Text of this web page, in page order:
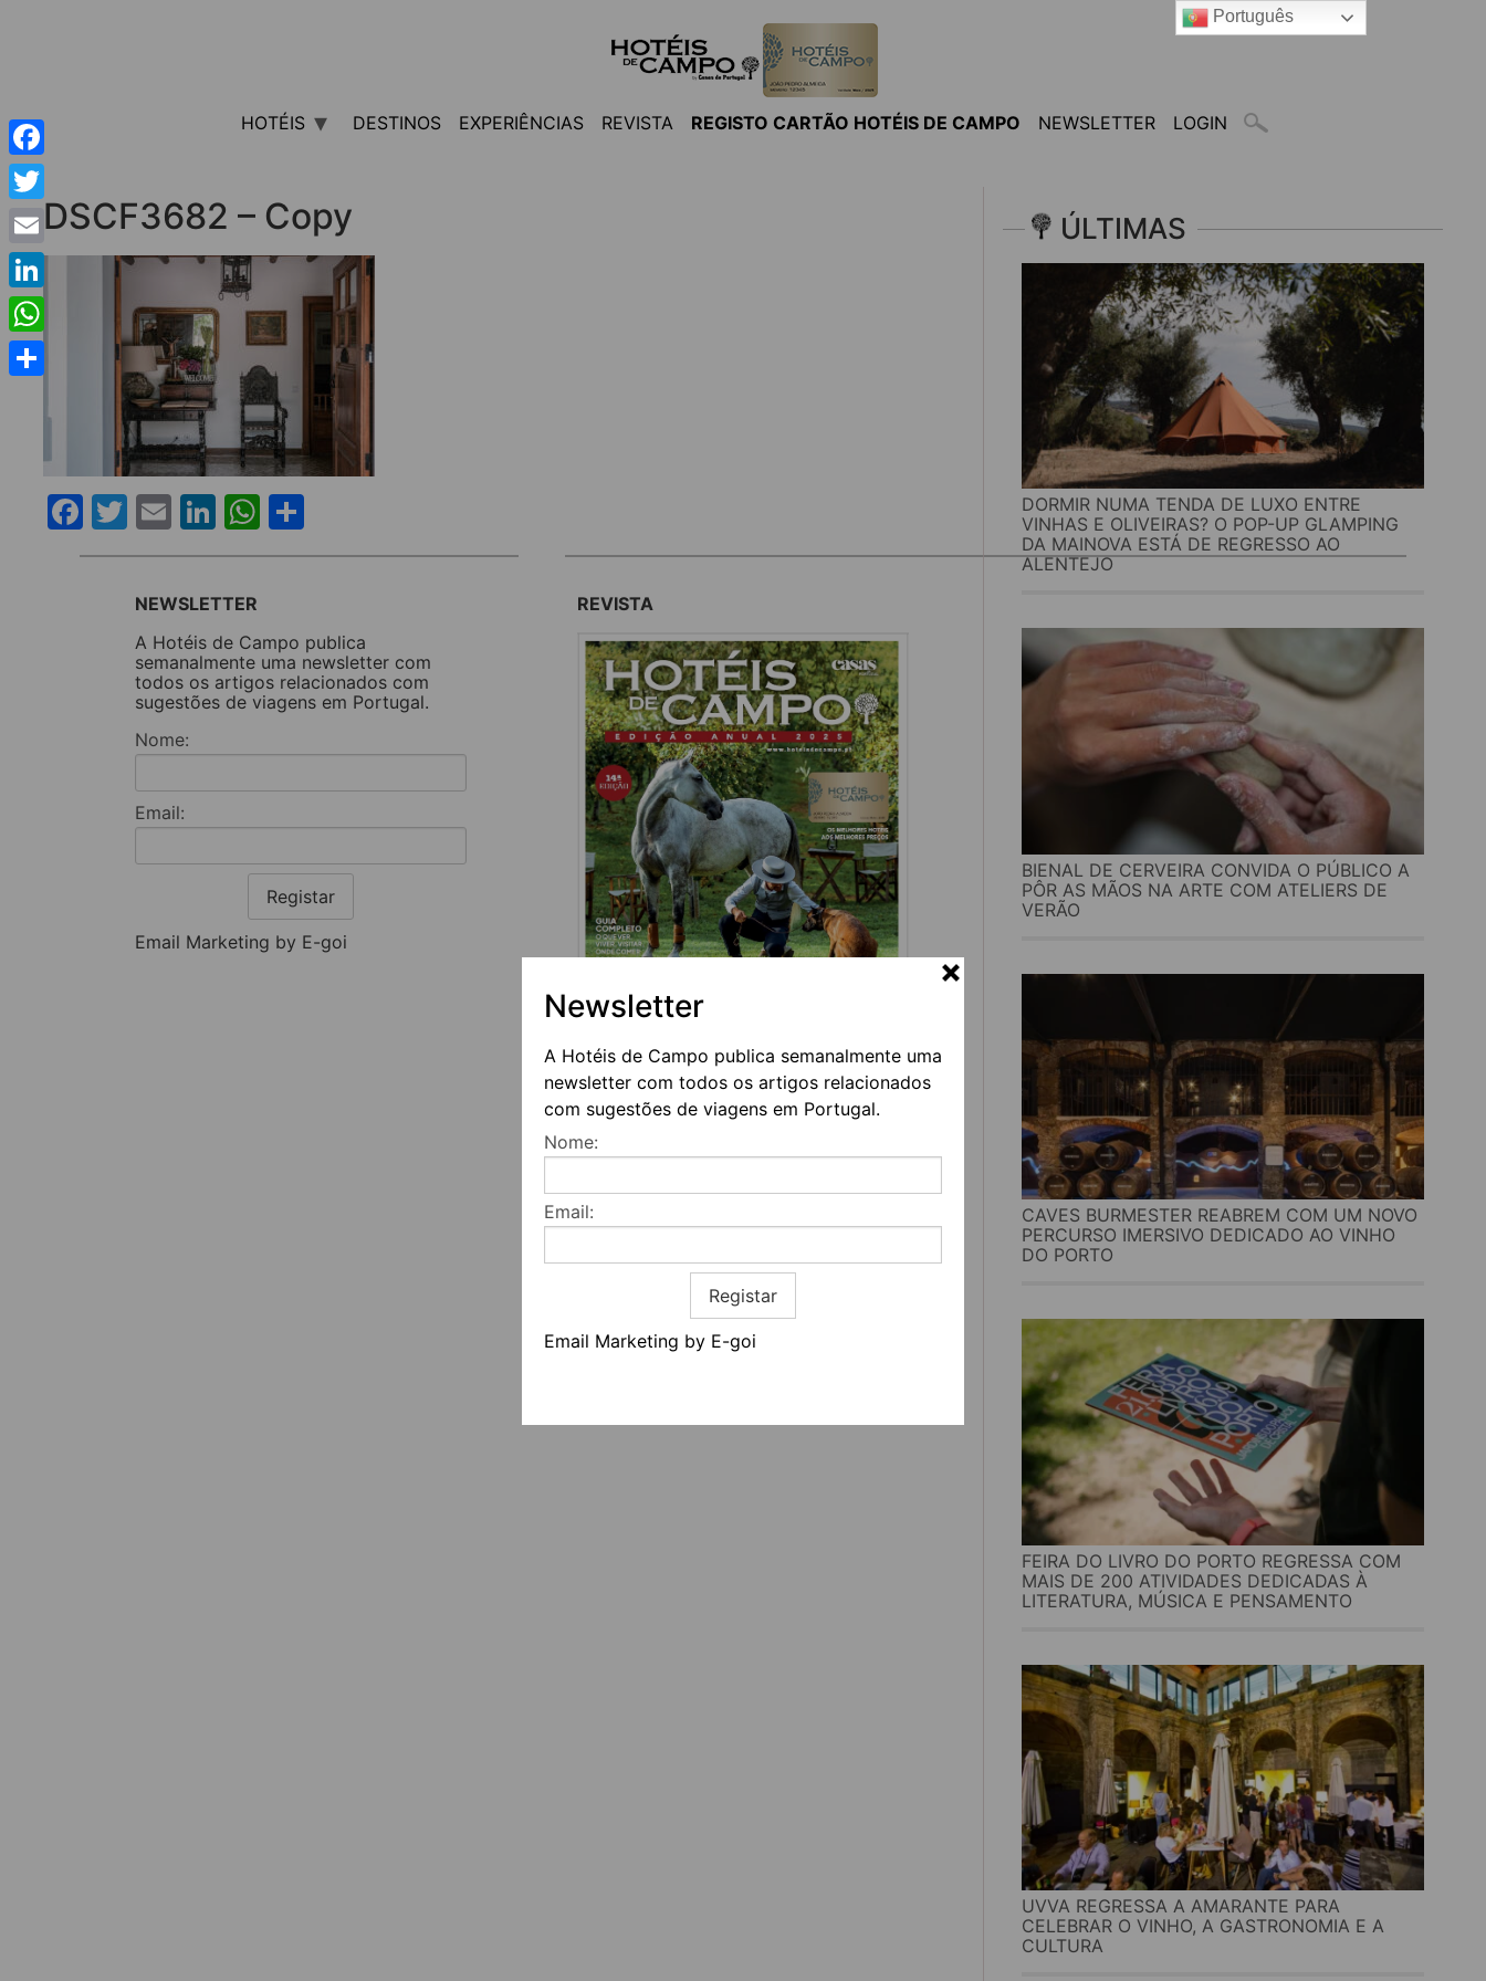
Newsletter
A Hotéis de Campo publica semanalmente uma
newsletter com todos os artigos relacionados
com sugestões de viagens em Portugal.
Nome:
Email:
Registar
Email Marketing by E-goi
HOTÉIS DESTINOS EXPERIÊNCIAS REVISTA REGISTO CARTÃO HOTÉIS DE CAMPO NEWSLETTER LOGIN
DSCF3682 – Copy
Facebook
Twitter
EmailLinkedIn
WhatsApp
ÚLTIMAS
DORMIR NUMA TENDA DE LUXO ENTRE
VINHAS E OLIVEIRAS? O POP-UP GLAMPING
DA MAINOVA ESTÁ DE REGRESSO AO
ALENTEJO
BIENAL DE CERVEIRA CONVIDA O PÚBLICO A
PÔR AS MÃOS NA ARTE COM ATELIERS DE
VERÃO
CAVES BURMESTER REABREM COM UM NOVO
PERCURSO IMERSIVO DEDICADO AO VINHO
DO PORTO
FEIRA DO LIVRO DO PORTO REGRESSA COM
MAIS DE 200 ATIVIDADES DEDICADAS À
LITERATURA, MÚSICA E PENSAMENTO
UVVA REGRESSA A AMARANTE PARA
CELEBRAR O VINHO, A GASTRONOMIA E A
CULTURA
NEWSLETTER
A Hotéis de Campo publica
semanalmente uma newsletter com
todos os artigos relacionados com
sugestões de viagens em Portugal.
Nome:
Email:
Registar
Email Marketing by E-goi
REVISTA
REDES SOCIAIS
Quem somos
Termos e condições
Informação geral
Facebook
Twitter
Email
LinkedIn
WhatsApp
Português